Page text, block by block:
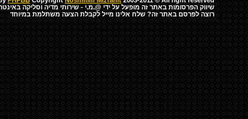
שיווק הפרסומות באתר זה מופעל על ידי @.מ.י - שירותי מדיה וסליקה
רוצה לפרסם באתר זה? שלח אלינו מייל לקבלת הצעה משתלמת במיוחד